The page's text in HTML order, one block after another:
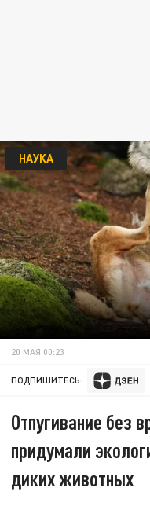
НАУКА
20 МАЯ 00:23
ПОДПИШИТЕСЬ:
Отпугивание без
придумали
диких животных